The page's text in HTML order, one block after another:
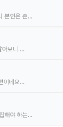
본인은 준…
아보니 …
이네요…
해야 하는…